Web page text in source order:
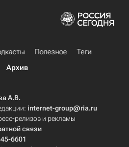
Полезное
Теги
Архив
А.В.
internet-group@ria.ru
релизов и рекламы
связи
6601